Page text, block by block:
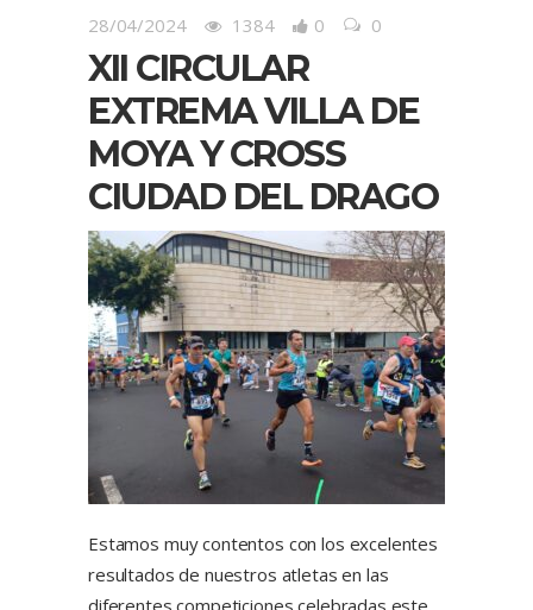
28/04/2024 1384 0 0
XII CIRCULAR
EXTREMA VILLA DE
MOYA Y CROSS
CIUDAD DEL DRAGO
Estamos muy contentos con los excelentes
resultados de nuestros atletas en las
diferentes competiciones celebradas este